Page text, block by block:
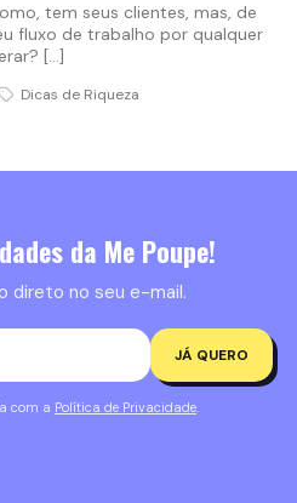
tem seus clientes, mas, de
fluxo de trabalho por qualquer
[…]
Dicas de Riqueza
da Me Poupe!
direto no seu e-mail.
JÁ QUERO
com a Política de Privacidade.